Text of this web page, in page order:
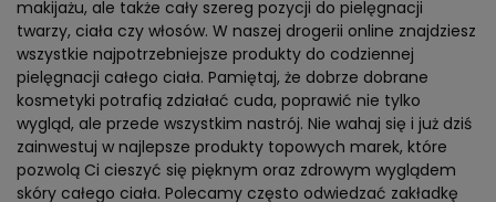
makijażu, ale także cały szereg pozycji do pielęgnacji
twarzy, ciała czy włosów. W naszej drogerii online znajdziesz
wszystkie najpotrzebniejsze produkty do codziennej
pielęgnacji całego ciała. Pamiętaj, że dobrze dobrane
kosmetyki potrafią zdziałać cuda, poprawić nie tylko
wygląd, ale przede wszystkim nastrój. Nie wahaj się i już dziś
zainwestuj w najlepsze produkty topowych marek, które
pozwolą Ci cieszyć się pięknym oraz zdrowym wyglądem
skóry całego ciała. Polecamy często odwiedzać zakładkę